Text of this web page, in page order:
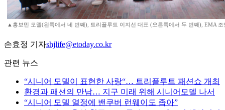
▲홍보민 모델(왼쪽에서 네 번째), 트리플루트 이지선 대표 (오른쪽에서 두 번째), EMA
손효정 기자shjlife@etoday.co.kr
관련 뉴스
“시니어 모델이 표현한 사랑“… 트리플루트 패션쇼 개최
환경과 패션의 만남… 지구 미래 위해 시니어모델 나서
“시니어 모델 열정에 밴쿠버 런웨이도 좁아”